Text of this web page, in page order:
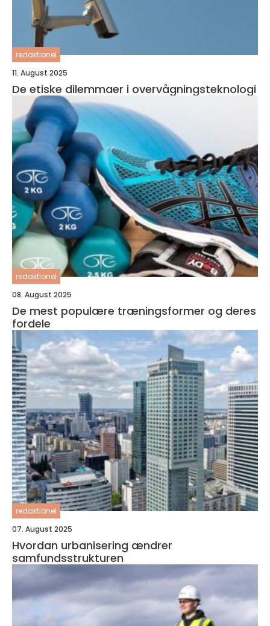
redaktionel
11. August 2025
De etiske dilemmaer i overvågningsteknologi
redaktionel
08. August 2025
De mest populære træningsformer og deres
fordele
redaktionel
07. August 2025
Hvordan urbanisering ændrer
samfundsstrukturen